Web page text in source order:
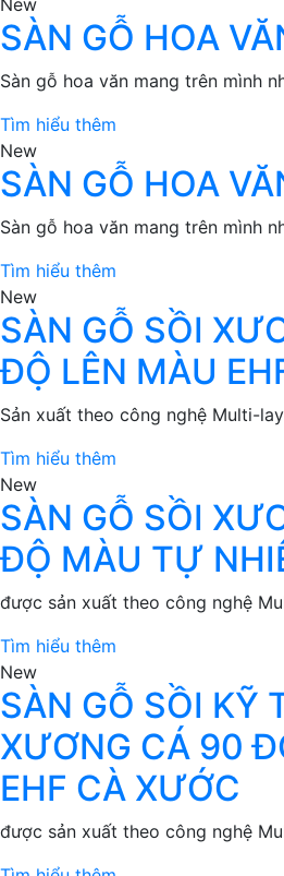
New
SÀN GỖ HOA
Sàn gỗ hoa văn mang trên mình
Tìm hiểu thêm
New
SÀN GỖ HOA
Sàn gỗ hoa văn mang trên mình
Tìm hiểu thêm
New
SÀN GỖ SỒI
ĐỘ LÊN MÀU
Sản xuất theo công nghệ Multi-
Tìm hiểu thêm
New
SÀN GỖ SỒI
ĐỘ MÀU TỰ
được sản xuất theo công nghệ
Tìm hiểu thêm
New
SÀN GỖ SỒI KỸ
XƯƠNG CÁ 90
EHF CÀ XƯỚC
được sản xuất theo công nghệ